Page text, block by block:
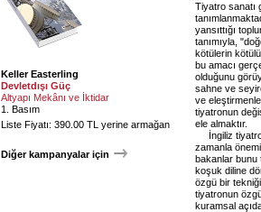
Keller Easterling
Devletdışı Güç
Altyapı Mekânı ve İktidar
1. Basım
Liste Fiyatı: 390.00 TL yerine armağan
Diğer kampanyalar için
Tiyatro sanatı
yansıttığı
tanımıyla,
kötülerin
bu amacı
olduğunu
sahne ve
ve
tiyatronun
ele almaktır.
İngiliz
zamanla
bakanlar bunu
koşuk diline
özgü bir
tiyatronun
kuramsal